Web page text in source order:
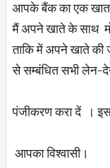
आपके बैंक का एक
मैं अपने खाते के साथ
ताकि में अपने खाते
से सम्बंधित सभी लेन-
कृप्या आप
पंजीकरण करा दें ।
आपका विश्वासी।